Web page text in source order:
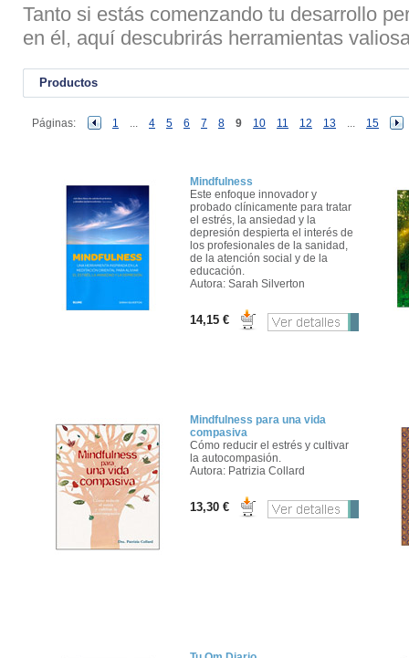
Tanto si estás comenzando tu desarrollo
en él, aquí descubrirás herramientas
Productos
Páginas: 1 ... 4 5 6 7 8 9 10 11 12 13 ... 15
Mindfulness
Este enfoque innovador y
probado clínicamente para tratar
el estrés, la ansiedad y la
depresión despierta el interés de
los profesionales de la sanidad,
de la atención social y de la
educación.
Autora: Sarah Silverton
14,15 €
Mindfulness para una vida
compasiva
Cómo reducir el estrés y cultivar
la autocompasión.
Autora: Patrizia Collard
13,30 €